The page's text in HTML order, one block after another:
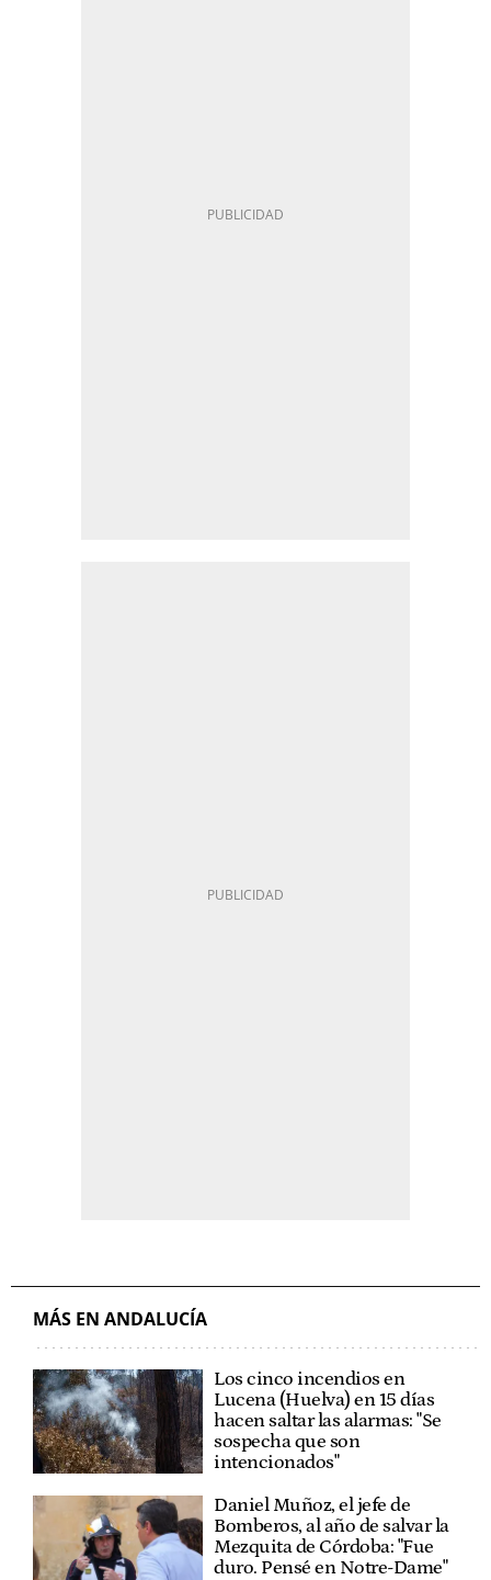
MÁS EN ANDALUCÍA
Los cinco incendios en
Lucena (Huelva) en 15 días
hacen saltar las alarmas: "Se
sospecha que son
intencionados"
Daniel Muñoz, el jefe de
Bomberos, al año de salvar la
Mezquita de Córdoba: "Fue
duro. Pensé en Notre-Dame"